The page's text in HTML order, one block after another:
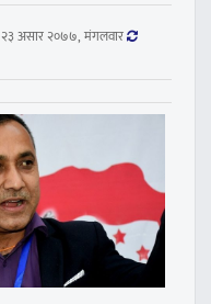
२३ असार २०७७, मंगलवार